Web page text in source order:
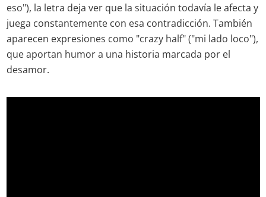
eso"), la letra deja ver que la situación todavía le afecta y
juega constantemente con esa contradicción. También
aparecen expresiones como "crazy half" ("mi lado loco"),
que aportan humor a una historia marcada por el
desamor.